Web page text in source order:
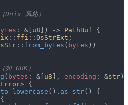
（Unix 风格）
: &[ u8 ]) -> PathBuf {
:: ffi :: OsStrExt ;
:: from_bytes ( bytes ))
如 GBK）
( bytes : &[ u8 ], encoding : &str )
> {
to_lowercase (). as_str() {